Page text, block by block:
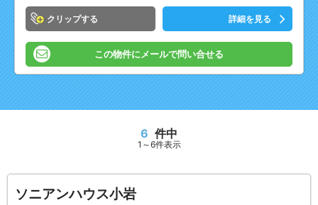
クリップ 詳細を見る
この物件にメールで問い合せる
6 件中
1～6件表示
ソニアンハウス小岩